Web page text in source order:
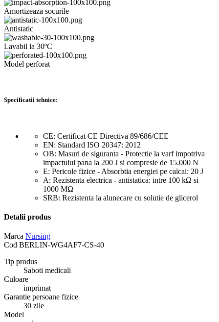
Amortizeaza socurile
Antistatic
Lavabil la 30ºC
Model perforat
Specificatii tehnice:
CE: Certificat CE Directiva 89/686/CEE
EN: Standard ISO 20347: 2012
OB: Masuri de siguranta - Protectie la varf impotriva
impactului pana la 200 J si compresie de 15.000 N
E: Pericole fizice - Absorbtia energiei pe calcai: 20 J
A: Rezistenta electrica - antistatica: intre 100 kΩ si
1000 MΩ
SRB: Rezistenta la alunecare cu solutie de glicerol
Detalii produs
Marca Nursing
Cod BERLIN-WG4AF7-CS-40
Tip produs
Saboti medicali
Culoare
imprimat
Garantie persoane fizice
30 zile
Model